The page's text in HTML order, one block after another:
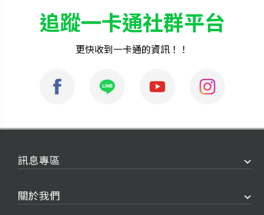
追蹤一卡通社群平台
更快收到一卡通的資訊！！
訊息專區
關於我們